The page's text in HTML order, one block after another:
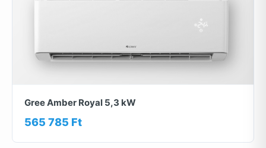
Gree Amber Royal 5,3 kW
565 785 Ft